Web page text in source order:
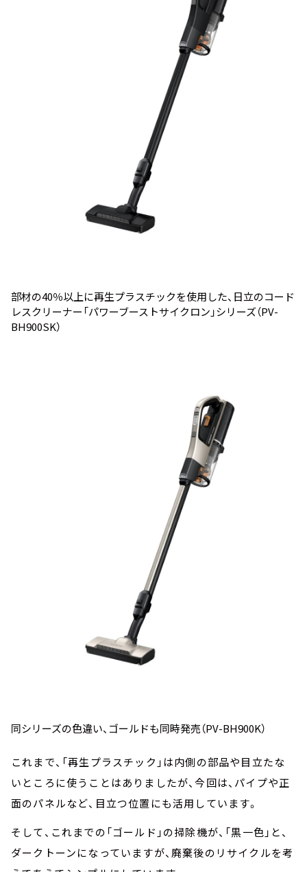
部材の40％以上に再生プラスチックを使用した、日立のコード
レスクリーナー「パワーブーストサイクロン」シリーズ（PV-
BH900SK）
同シリーズの色違い、ゴールドも同時発売（PV-BH900K）
これまで、「再生プラスチック」は内側の部品や目立たな
いところに使うことはありましたが、今回は、パイプや正
面のパネルなど、目立つ位置にも活用しています。
そして、これまでの「ゴールド」の掃除機が、「黒一色」と、
ダークトーンになっていますが、廃棄後のリサイクルを考